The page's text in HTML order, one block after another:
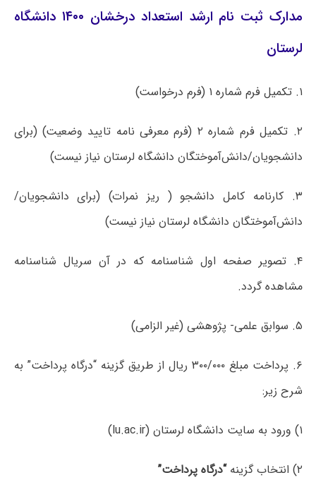
مدارک ثبت نام ارشد استعداد درخشان ۱۴۰۰ دانشگاه
لرستان
۱. تکمیل فرم شماره ۱ (فرم درخواست)
۲. تکمیل فرم شماره ۲ (فرم معرفی نامه تایید وضعیت) (برای
دانشجویان/دانش‌آموختگان دانشگاه لرستان نیاز نیست)
۳. کارنامه کامل دانشجو ( ریز نمرات) (برای دانشجویان/
دانش‌آموختگان دانشگاه لرستان نیاز نیست)
۴. تصویر صفحه اول شناسنامه که در آن سریال شناسنامه
مشاهده گردد.
۵. سوابق علمی- پژوهشی (غیر الزامی)
۶. پرداخت مبلغ ۳۰۰/۰۰۰ ریال از طریق گزینه “درگاه پرداخت” به
شرح زیر:
۱) ورود به سایت دانشگاه لرستان (lu.ac.ir)
۲) انتخاب گزینه “درگاه پرداخت”